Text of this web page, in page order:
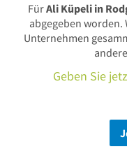
FürAli Küpeli in
abgegeben worden.
Unternehmen
Geben Sie